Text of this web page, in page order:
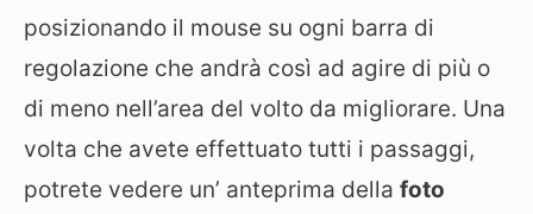
posizionando il mouse su ogni barra di
regolazione che andrà così ad agire di più o
di meno nell’area del volto da migliorare. Una
volta che avete effettuato tutti i passaggi,
potrete vedere un’ anteprima della foto